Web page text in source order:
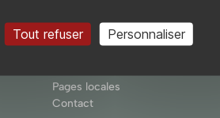
Ce terreau est fin et léger,
d'intérieur à feuillage, ce
drainant, idéal pour
Plan du site
Pages locales
Contact
Tout refuser Personnaliser